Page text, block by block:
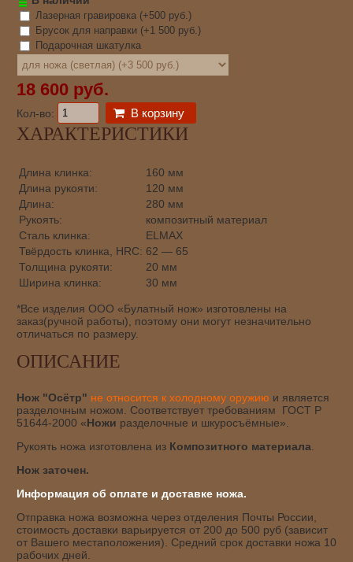
Лазерная гравировка (+500 руб. )
Брусок для направки (+1 500 руб. )
Подарочная шкатулка
18 600 руб.
Кол-во: В корзину
ХАРАКТЕРИСТИКИ
Длина клинка:
160 мм
Длина рукояти:
120 мм
Длина:
280 мм
Рукоять:
композитный материал
Сталь клинка:
ELMAX
Твёрдость клинка, HRC: 62 — 65
Толщина рукояти:
20 мм
Ширина клинка:
30 мм
*Все изделия ООО «Булатный нож» изготовлены на
заказ(ручной работы), поэтому они могут незначительно
отличаться по размеру.
ОПИСАНИЕ
Нож "Осётр" не относится к холодному оружию и является
разделочным ножом. Соответствует требованиям ГОСТ Р
51644-2000 «Ножи разделочные и шкуросъёмные».
Рукоять ножа изготовлена из Композитного материала
Нож заточен.
Информация об оплате и доставке ножа.
Отправка ножа возможна через отделения Почты России,
стоимость доставки варьируется от 200 до 500 руб (зависит
от Вашего местаположения). Средний срок доставки ножа 10
рабочих дней.